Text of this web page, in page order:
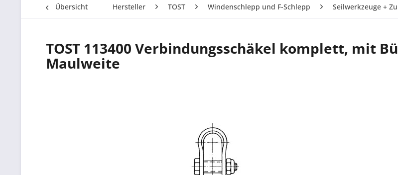
Übersicht Hersteller TOST Windenschlepp und F-Schlepp Seilwerkzeuge +
TOST 113400 Verbindungsschäkel komplett, mit
Maulweite